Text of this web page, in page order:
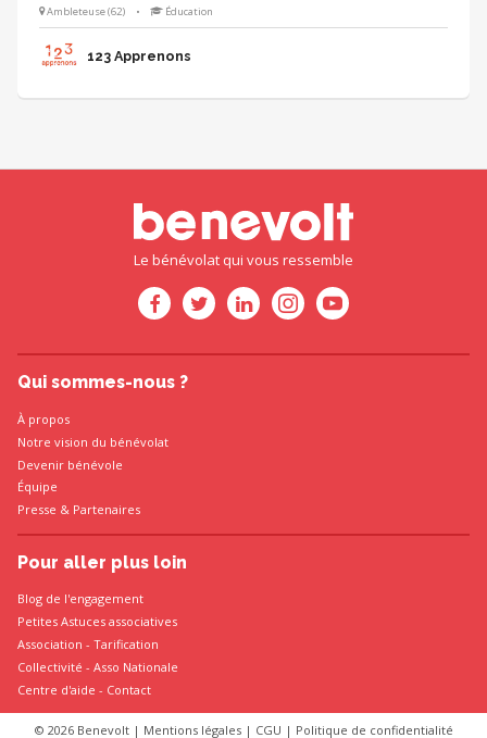
de l'année scolaire. Pour vous préparer à les animer, nous vous
proposons un webinaire (en direct et en replay) et un « pack
animation » contenant les éléments de la présentation, une vidéo et
les outils d'animation.
Ambleteuse (62) • Éducation
123 Apprenons
Le bénévolat qui vous ressemble
Qui sommes-nous ?
À propos
Notre vision du bénévolat
Devenir bénévole
Équipe
Presse & Partenaires
Pour aller plus loin
Blog de l'engagement
Petites Astuces associatives
Association - Tarification
Collectivité - Asso Nationale
Centre d'aide - Contact
© 2026 Benevolt | Mentions légales| CGU | Politique de confidentialité